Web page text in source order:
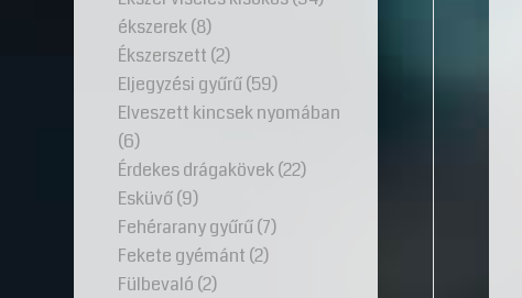
ékszerek(8)
Ékszerszett (2)
Eljegyzési gyűrű(59)
Elveszett kincsek nyomában
(6)
Érdekes drágakövek(22)
Esküvő(9)
Fehérarany gyűrű(7)
Fekete gyémánt (2)
Fülbevaló (2)